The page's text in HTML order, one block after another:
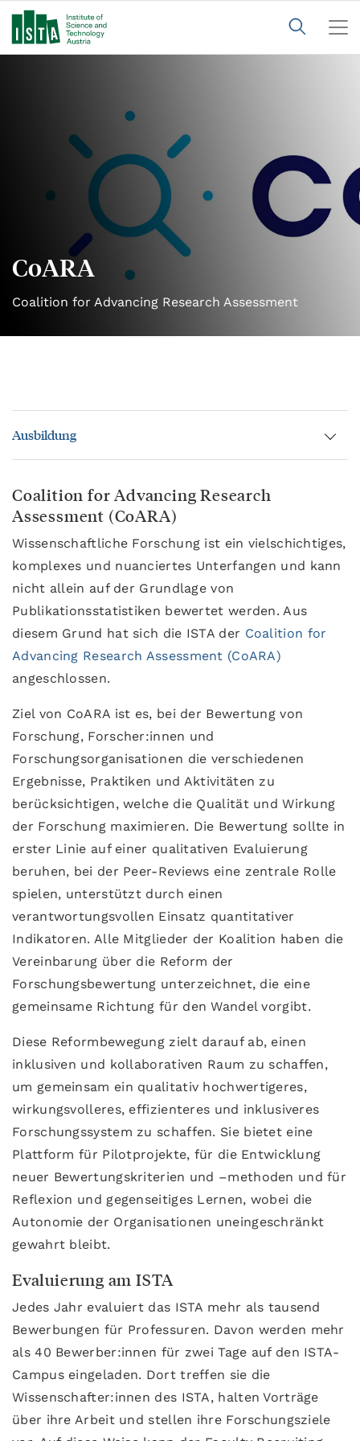
CoARA
Coalition for Advancing Research Assessment
Ausbildung
Coalition for Advancing Research
Assessment (CoARA)
Wissenschaftliche Forschung ist ein vielschichtiges,
komplexes und nuanciertes Unterfangen und kann
nicht allein auf der Grundlage von
Publikationsstatistiken bewertet werden. Aus
diesem Grund hat sich die ISTA der Coalition for
Advancing Research Assessment (CoARA)
angeschlossen.
Ziel von CoARA ist es, bei der Bewertung von
Forschung, Forscher:innen und
Forschungsorganisationen die verschiedenen
Ergebnisse, Praktiken und Aktivitäten zu
berücksichtigen, welche die Qualität und Wirkung
der Forschung maximieren. Die Bewertung sollte in
erster Linie auf einer qualitativen Evaluierung
beruhen, bei der Peer-Reviews eine zentrale Rolle
spielen, unterstützt durch einen
verantwortungsvollen Einsatz quantitativer
Indikatoren. Alle Mitglieder der Koalition haben die
Vereinbarung über die Reform der
Forschungsbewertung unterzeichnet, die eine
gemeinsame Richtung für den Wandel vorgibt.
Diese Reformbewegung zielt darauf ab, einen
inklusiven und kollaborativen Raum zu schaffen,
um gemeinsam ein qualitativ hochwertigeres,
wirkungsvolleres, effizienteres und inklusiveres
Forschungssystem zu schaffen. Sie bietet eine
Plattform für Pilotprojekte, für die Entwicklung
neuer Bewertungskriterien und –methoden und für
Reflexion und gegenseitiges Lernen, wobei die
Autonomie der Organisationen uneingeschränkt
gewahrt bleibt.
Evaluierung am ISTA
Jedes Jahr evaluiert das ISTA mehr als tausend
Bewerbungen für Professuren. Davon werden mehr
als 40 Bewerber:innen für zwei Tage auf den ISTA-
Campus eingeladen. Dort treffen sie die
Wissenschafter:innen des ISTA, halten Vorträge
über ihre Arbeit und stellen ihre Forschungsziele